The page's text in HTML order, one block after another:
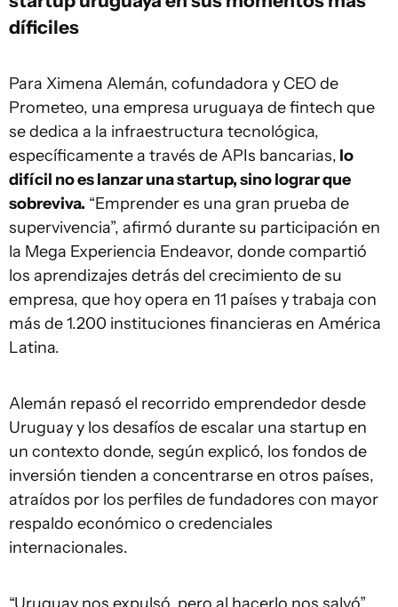
díficiles
Para Ximena Alemán, cofundadora y CEO de
Prometeo, una empresa uruguaya de fintech que
se dedica a la infraestructura tecnológica,
específicamente a través de APIs bancarias, lo
difícil no es lanzar una startup, sino lograr que
sobreviva. “Emprender es una gran prueba de
supervivencia”, afirmó durante su participación en
la Mega Experiencia Endeavor, donde compartió
los aprendizajes detrás del crecimiento de su
empresa, que hoy opera en 11 países y trabaja con
más de 1.200 instituciones financieras en América
Latina.
Alemán repasó el recorrido emprendedor desde
Uruguay y los desafíos de escalar una startup en
un contexto donde, según explicó, los fondos de
inversión tienden a concentrarse en otros países,
atraídos por los perfiles de fundadores con mayor
respaldo económico o credenciales
internacionales.